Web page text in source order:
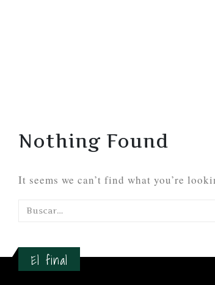
Nothing Found
It seems we can’t find what you’re
El final